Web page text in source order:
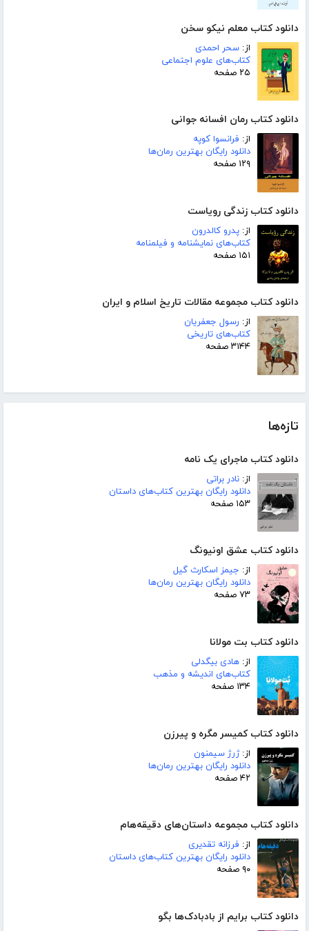
دانلود کتاب معلم نیکو سخن
از: سحر احمدی
کتاب‌های علوم اجتماعی
۲۵ صفحه
دانلود کتاب رمان افسانه جوانی
از: فرانسوا کوپه
دانلود رایگان بهترین رمان‌ها
۱۲۹ صفحه
دانلود کتاب زندگی رویاست
از: پدرو کالدرون
کتاب‌های نمایشنامه و فیلمنامه
۱۵۱ صفحه
دانلود کتاب مجموعه مقالات تاریخ اسلام و ایران
از: رسول جعفریان
کتاب‌های تاریخی
۳۱۴۴ صفحه
تازه‌ها
دانلود کتاب ماجرای یک نامه
از: نادر براتی
دانلود رایگان بهترین کتاب‌های داستان
۱۵۳ صفحه
دانلود کتاب عشق اونیونگ
از: جیمز اسکارث گیل
دانلود رایگان بهترین رمان‌ها
۷۳ صفحه
دانلود کتاب بت مولانا
از: هادی بیگدلی
کتاب‌های اندیشه و مذهب
۱۳۴ صفحه
دانلود کتاب کمیسر مگره و پیرزن
از:ژرژ سیمنون
دانلود رایگان بهترین رمان‌ها
۴۲ صفحه
دانلود کتاب مجموعه داستان‌های دقیقه‌هام
از: فرزانه تقدیری
دانلود رایگان بهترین کتاب‌های داستان
۹۰ صفحه
دانلود کتاب برایم از بادبادک‌ها بگو